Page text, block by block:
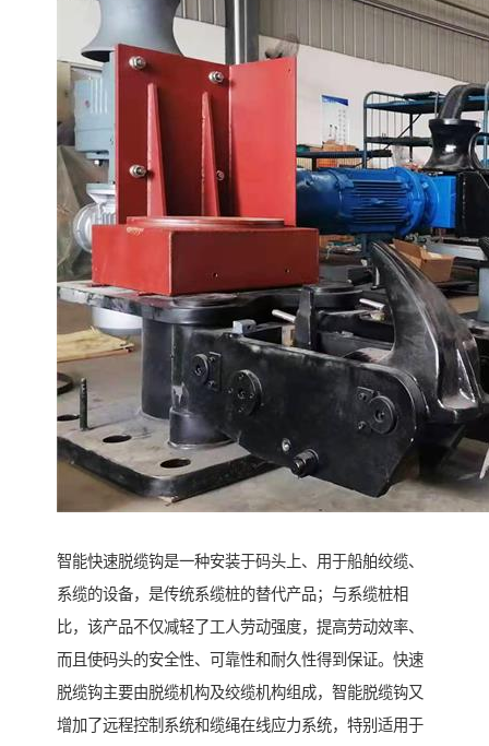
智能快速脱缆钩是一种安装于码头上、用于船舶绞缆、
系缆的设备，是传统系缆桩的替代产品；与系缆桩相
比，该产品不仅减轻了工人劳动强度，提高劳动效率、
而且使码头的安全性、可靠性和耐久性得到保证。快速
脱缆钩主要由脱缆机构及绞缆机构组成，智能脱缆钩又
增加了远程控制系统和缆绳在线应力系统，特别适用于